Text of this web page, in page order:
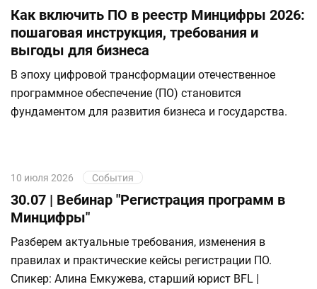
Как включить ПО в реестр Минцифры 2026:
пошаговая инструкция, требования и
выгоды для бизнеса
В эпоху цифровой трансформации отечественное
программное обеспечение (ПО) становится
фундаментом для развития бизнеса и государства.
10 июля 2026 События
30.07 | Вебинар "Регистрация программ в
Минцифры"
Разберем актуальные требования, изменения в
правилах и практические кейсы регистрации ПО.
Спикер: Алина Емкужева, старший юрист BFL |